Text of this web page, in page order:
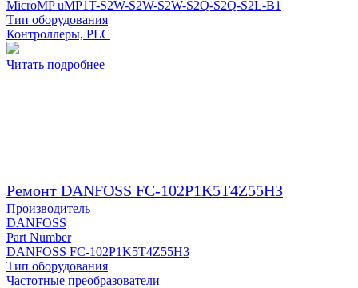
MicroMP uMP1T-S2W-S2W-S2W-S2Q-S2Q-S2L-B1
Тип оборудования
Контроллеры, PLC
Читать подробнее
Ремонт DANFOSS FC-102P1K5T4Z55H3
Производитель
DANFOSS
Part Number
DANFOSS FC-102P1K5T4Z55H3
Тип оборудования
Частотные преобразователи